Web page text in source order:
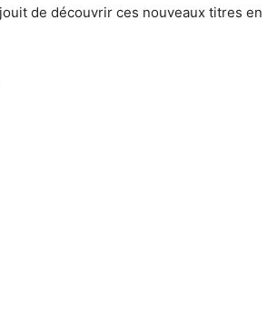
de découvrir ces nouveaux titres en